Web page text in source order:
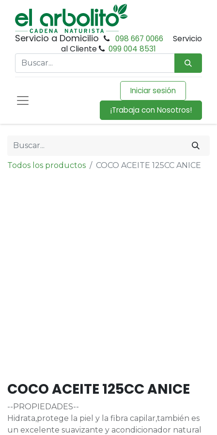
Servicio a Domicilio 098 667 0066
Servicio
al Cliente
099 004 8531
Iniciar sesión
¡Trabaja con Nosotros!
Todos los productos COCO ACEITE 125CC ANICE
COCO ACEITE 125CC ANICE
--PROPIEDADES--
Hidrata,protege la piel y la fibra capilar,también es
un excelente suavizante y acondicionador natural